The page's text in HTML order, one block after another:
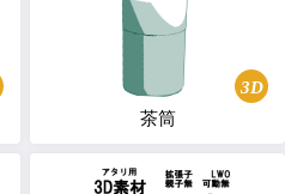
3D
茶筒